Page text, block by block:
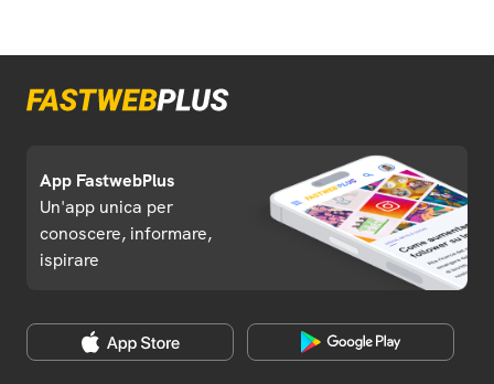
App FastwebPlus
Un'app unica per
conoscere, informare,
ispirare